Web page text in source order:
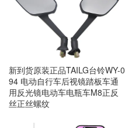
新到货原装正品TAILG台铃WY-0
94 电动自行车后视镜踏板车通
用反光镜电动车电瓶车M8正反
丝正丝螺纹